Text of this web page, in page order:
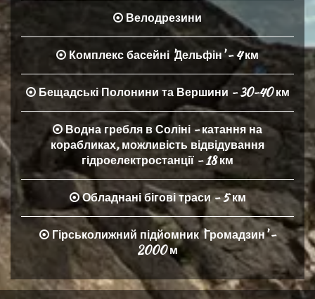
Велодрезини
Комплекс басейні 'Дельфін' - 4 км
Бещадські Полонини та Вершини - 30-40 км
Водна гребля в Соліні - катання на
корабликах, можливість відвідування
гідроелектростанції - 18 км
Обладнані бігові траси - 5 км
Гірськолижний підйомник 'Громадзин' -
2000 м